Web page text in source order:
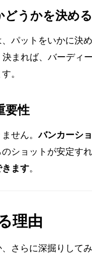
うかを決める
パットをいかに決
まれば、バーディ
。
要性
せん。バンカーシ
ショットが安定すれ
ます。
理由
さらに深掘りして